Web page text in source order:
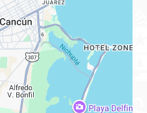
PATRIMONIAL
LIBRE
SEGUROS